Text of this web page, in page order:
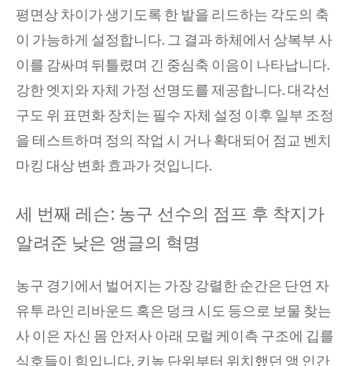
평면상 차이가 생기도록 한 밭을 리드하는 각도의 축
이 가능하게 설정합니다. 그 결과 하체에서 상복부 사
이를 감싸며 뒤틀렸며 긴 중심축 이음이 나타납니다.
강한 엣지와 자체 가정 선명도를 제공합니다. 대각선
구도 위 표면화 장치는 필수 자체 설정 이후 일부 조정
을 테스트하며 정의 작업 시 거나 확대되어 점교 벤치
마킹 대상 변화 효과가 것입니다.
세 번째 레슨: 농구 선수의 점프 후 착지가
알려준 낮은 앵글의 혁명
농구 경기에서 벌어지는 가장 강렬한 순간은 단연 자
유투 라인 리바운드 혹은 덩크 시도 등으로 보물 찾는
사 이은 자신 몸 안저사 아래 모럴 케이측 구조에 깁를
식호들이 힘입니다. 키높 단위부터 위치했던 앵 인간